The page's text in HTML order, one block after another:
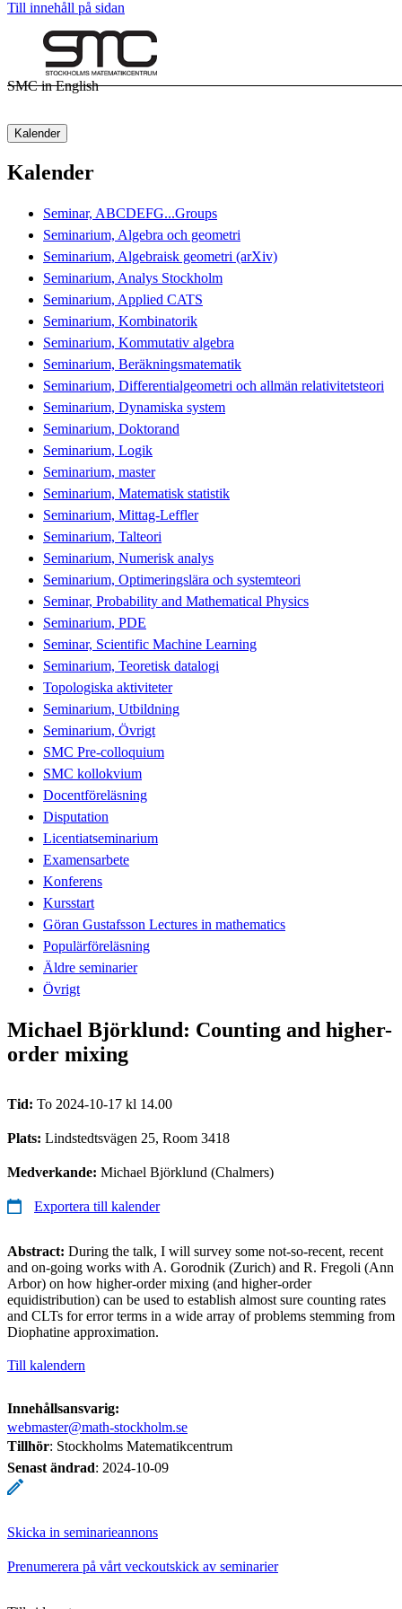
Till innehåll på sidan
SMC in English
Kalender
Kalender
Seminar, ABCDEFG...Groups
Seminarium, Algebra och geometri
Seminarium, Algebraisk geometri (arXiv)
Seminarium, Analys Stockholm
Seminarium, Applied CATS
Seminarium, Kombinatorik
Seminarium, Kommutativ algebra
Seminarium, Beräkningsmatematik
Seminarium, Differentialgeometri och allmän relativitetsteori
Seminarium, Dynamiska system
Seminarium, Doktorand
Seminarium, Logik
Seminarium, master
Seminarium, Matematisk statistik
Seminarium, Mittag-Leffler
Seminarium, Talteori
Seminarium, Numerisk analys
Seminarium, Optimeringslära och systemteori
Seminar, Probability and Mathematical Physics
Seminarium, PDE
Seminar, Scientific Machine Learning
Seminarium, Teoretisk datalogi
Topologiska aktiviteter
Seminarium, Utbildning
Seminarium, Övrigt
SMC Pre-colloquium
SMC kollokvium
Docentföreläsning
Disputation
Licentiatseminarium
Examensarbete
Konferens
Kursstart
Göran Gustafsson Lectures in mathematics
Populärföreläsning
Äldre seminarier
Övrigt
Michael Björklund: Counting and higher-
order mixing
Tid: To 2024-10-17 kl 14.00
Plats: Lindstedtsvägen 25, Room 3418
Medverkande: Michael Björklund (Chalmers)
Exportera till kalender
Abstract: During the talk, I will survey some not-so-recent, recent
and on-going works with A. Gorodnik (Zurich) and R. Fregoli (Ann
Arbor) on how higher-order mixing (and higher-order
equidistribution) can be used to establish almost sure counting rates
and CLTs for error terms in a wide array of problems stemming from
Diophatine approximation.
Till kalendern
Innehållsansvarig:
webmaster@math-stockholm.se
Tillhör: Stockholms Matematikcentrum
Senast ändrad: 2024-10-09
Skicka in seminarieannons
Prenumerera på vårt veckoutskick av seminarier